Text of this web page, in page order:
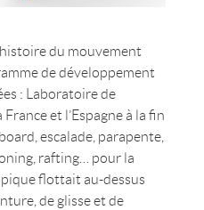
du mouvement
de développement
: Laboratoire de
et l’Espagne à la fin
escalade, parapente,
rafting… pour la
flottait au-dessus
de glisse et de